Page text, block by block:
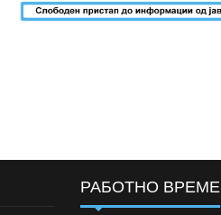
РАБОТНО ВРЕМЕ